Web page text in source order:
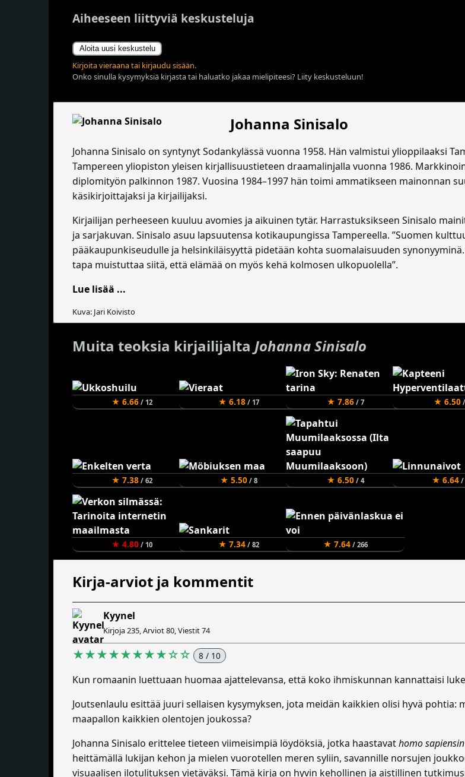
Aiheeseen liittyviä keskusteluja
Aloita uusi keskustelu
Kirjoita vieraana tai kirjaudu sisään.
Onko sinulla kysymyksiä kirjasta tai haluatko jakaa mielipiteesi? Liity keskusteluun!
Johanna Sinisalo
Johanna Sinisalo on syntynyt Sodankylässä vuonna 1958. Hän valmistui ylioppilaaksi
Tampereen yliopiston yleisen kirjallisuustieteen draamalinjalla vuonna 1986.
diplomityön palkinnon 1987. Vuosina 1984–1997 hän toimi ammatikseen mainonnan
käsikirjoittajaksi ja kirjailijaksi.
Kirjailijan perheeseen kuuluu avomies ja aikuinen tytär. Harrastuksikseen Sinisalo
ja sarjakuvan. Sinisalo asuu lapsuutensa kotikaupungissa Tampereella. ”Suomen
pääkaupunkiseudulle ja helsinkiläisyyttä pidetään kohta suomalaisuuden
tapa muistuttaa siitä, että elämää on myös kehä kolmosen ulkopuolella”.
Lue lisää ...
Kuva: Jari Koivisto
Muita teoksia kirjailijalta Johanna Sinisalo
★ 6.66/ 12 ★ 6.18/ 17 ★ 7.86/ 7 ★ 6.50/
★ 7.38/ 62 ★ 5.50/ 8 ★ 6.50/ 4 ★ 6.64/
★ 4.80/ 10 ★ 7.34/ 82 ★ 7.64/ 266
Kirja-arviot ja kommentit
Kyynel
Kirjoja 235, Arviot 80, Viestit 74
★★★★★★★★☆☆ 8 / 10
Kun romaanin luettuaan huomaa ajattelevansa, että koko ihmiskunnan kannattaisi
Joutsenlaulu esittää juuri sellaisen kysymyksen, jota meidän kaikkien olisi hyvä
maapallon kaikkien olentojen joukossa?
Johanna Sinisalo erittelee tieteen viimeisimpiä löydöksiä, jotka haastavathomo sapiensin
heittämällä lukijan kehon ja mielen vuorotellen meren syliin, savannille norsujen
visuaalisen ilotulituksen vietäväksi. Tämä kirja on hyvin kehollinen ja aistillinen